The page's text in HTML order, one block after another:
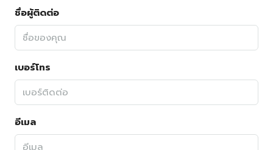
ชื่อผู้ติดต่อ
เบอร์โทร
อีเมล